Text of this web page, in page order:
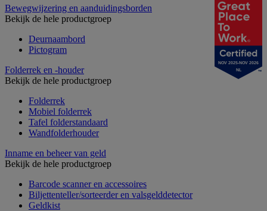
Bewegwijzering en aanduidingsborden
Bekijk de hele productgroep
Deurnaambord
Pictogram
Folderrek en -houder
Bekijk de hele productgroep
Folderrek
Mobiel folderrek
Tafel folderstandaard
Wandfolderhouder
Inname en beheer van geld
Bekijk de hele productgroep
Barcode scanner en accessoires
Biljettenteller/sorteerder en valsgelddetector
Geldkist
NOV 2025-NOV 2026
NL